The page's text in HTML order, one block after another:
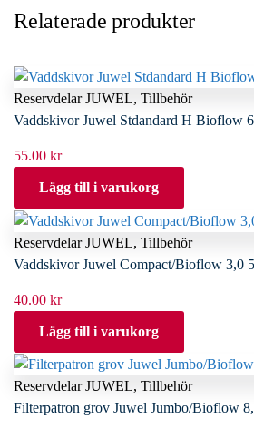
Relaterade produkter
Reservdelar JUWEL, Tillbehör
Vaddskivor Juwel Stdandard H Bioflow
55.00 kr
Lägg till i varukorg
Reservdelar JUWEL, Tillbehör
Vaddskivor Juwel Compact/Bioflow 3,0
40.00 kr
Lägg till i varukorg
Reservdelar JUWEL, Tillbehör
Filterpatron grov Juwel Jumbo/Bioflow